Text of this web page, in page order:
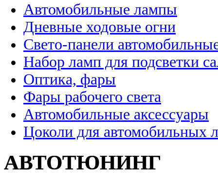
Автомобильные лампы
Дневные ходовые огни
Свето-панели
Набор ламп для подсветки
Оптика, фары
Фары рабочего света
Автомобильные аксессуары
Цоколи для автомобильных
АВТОТЮНИНГ